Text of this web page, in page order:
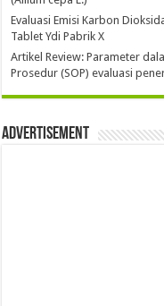
Evaluasi Emisi Karbon
Tablet Ydi Pabrik X
Artikel Review: Parameter
Prosedur (SOP) evaluasi
Advertisement